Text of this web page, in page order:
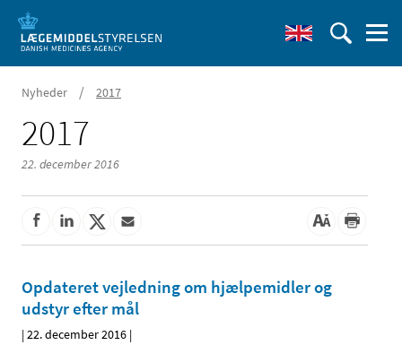
Nyheder / 2017
2017
22. december 2016
Opdateret vejledning om hjælpemidler og
udstyr efter mål
|22. december 2016 |